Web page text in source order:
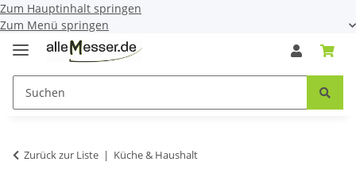
Zum Hauptinhalt springen
Zum Menü springen
Zurück zur Liste Küche & Haushalt